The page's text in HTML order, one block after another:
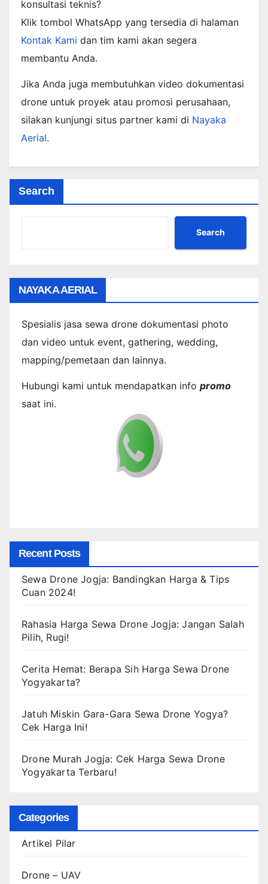
konsultasi teknis?
Klik tombol WhatsApp yang tersedia di halaman
Kontak Kami dan tim kami akan segera
membantu Anda.
Jika Anda juga membutuhkan video dokumentasi
drone untuk proyek atau promosi perusahaan,
silakan kunjungi situs partner kami di Nayaka
Aerial.
Search
Search
NAYAKA AERIAL
Spesialis jasa sewa drone dokumentasi photo
dan video untuk event, gathering, wedding,
mapping/pemetaan dan lainnya.
Hubungi kami untuk mendapatkan info promo
saat ini.
Recent Posts
Sewa Drone Jogja: Bandingkan Harga & Tips
Cuan 2024!
Rahasia Harga Sewa Drone Jogja: Jangan Salah
Pilih, Rugi!
Cerita Hemat: Berapa Sih Harga Sewa Drone
Yogyakarta?
Jatuh Miskin Gara-Gara Sewa Drone Yogya?
Cek Harga Ini!
Drone Murah Jogja: Cek Harga Sewa Drone
Yogyakarta Terbaru!
Categories
Artikel Pilar
Drone – UAV